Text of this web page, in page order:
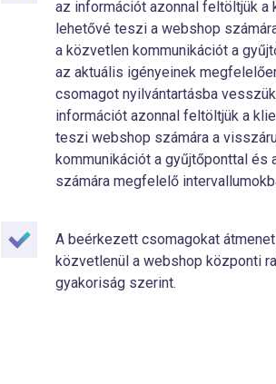
az információt azonnal feltöltjük
lehetővé teszi a webshop
a közvetlen kommunikációt a
az aktuális igényeinek
csomagot nyilvántartásba
információt azonnal feltöltjük a
teszi webshop számára a
kommunikációt a gyűjtőponttal
számára megfelelő
A beérkezett csomagokat
közvetlenül a webshop központi
gyakoriság szerint.